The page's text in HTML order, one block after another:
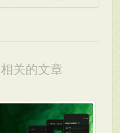
相关的文章